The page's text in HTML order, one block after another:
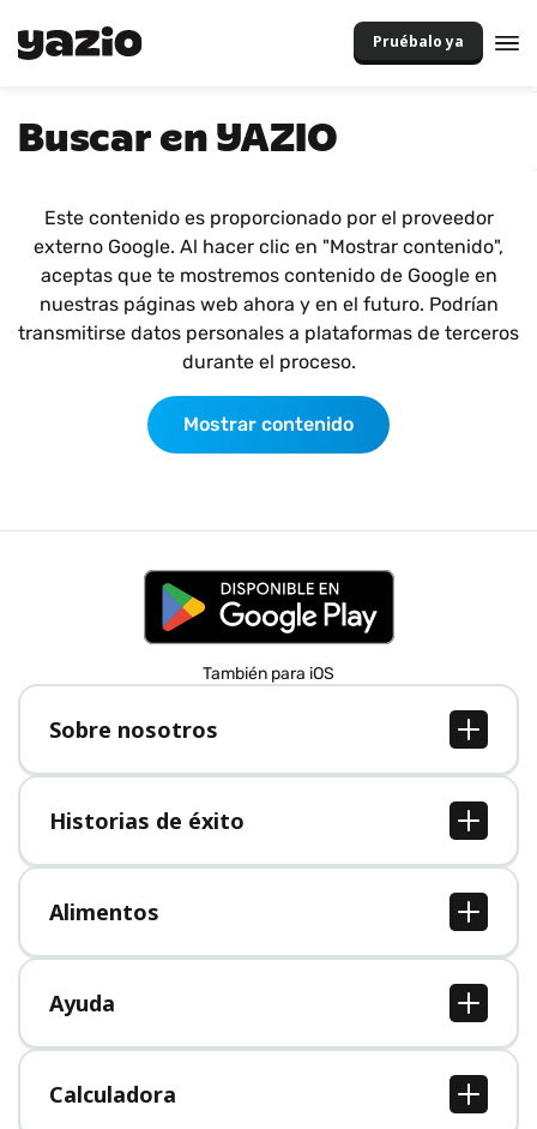
Pruébalo ya
Buscar en YAZIO
Este contenido es proporcionado por el proveedor
externo Google. Al hacer clic en "Mostrar contenido",
aceptas que te mostremos contenido de Google en
nuestras páginas web ahora y en el futuro. Podrían
transmitirse datos personales a plataformas de terceros
durante el proceso.
Mostrar contenido
También para iOS
Sobre nosotros
Sobre nosotros
Empleo
Prensa
Historias de éxito
Todas las historias de éxito
Alimentos
Todos los alimentos
Ayuda
Centro de ayuda
Calculadora